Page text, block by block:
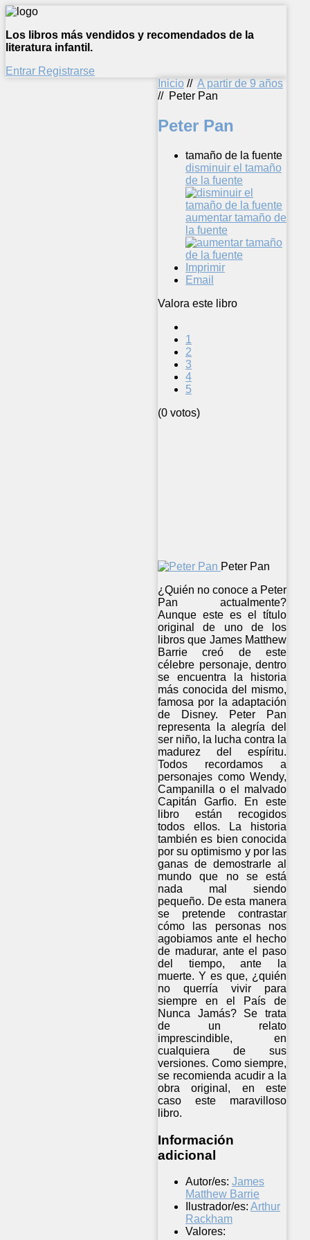
Los libros más vendidos y recomendados de la
literatura infantil.
Entrar Registrarse
Inicio // A partir de 9 años
// Peter Pan
Peter Pan
tamaño de la fuente
disminuir el tamaño
de la fuente
aumentar tamaño de
la fuente
Imprimir
Email
Valora este libro
1
2
3
4
5
(0 votos)
Peter Pan
¿Quién no conoce a Peter
Pan actualmente?
Aunque este es el título
original de uno de los
libros que James Matthew
Barrie creó de este
célebre personaje, dentro
se encuentra la historia
más conocida del mismo,
famosa por la adaptación
de Disney. Peter Pan
representa la alegría del
ser niño, la lucha contra la
madurez del espíritu.
Todos recordamos a
personajes como Wendy,
Campanilla o el malvado
Capitán Garfio. En este
libro están recogidos
todos ellos. La historia
también es bien conocida
por su optimismo y por las
ganas de demostrarle al
mundo que no se está
nada mal siendo
pequeño. De esta manera
se pretende contrastar
cómo las personas nos
agobiamos ante el hecho
de madurar, ante el paso
del tiempo, ante la
muerte. Y es que, ¿quién
no querría vivir para
siempre en el País de
Nunca Jamás? Se trata
de un relato
imprescindible, en
cualquiera de sus
versiones. Como siempre,
se recomienda acudir a la
obra original, en este
caso este maravilloso
libro.
Información
adicional
Autor/es: James
Matthew Barrie
Ilustrador/es: Arthur
Rackham
Valores: